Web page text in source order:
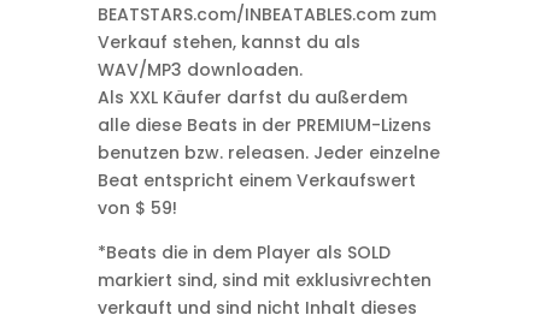
BEATSTARS.com/INBEATABLES.com zum
Verkauf stehen, kannst du als
WAV/MP3 downloaden.
Als XXL Käufer darfst du außerdem
alle diese Beats in der PREMIUM-Lizens
benutzen bzw. releasen. Jeder einzelne
Beat entspricht einem Verkaufswert
von $ 59!
*Beats die in dem Player als SOLD
markiert sind, sind mit exklusivrechten
verkauft und sind nicht Inhalt dieses